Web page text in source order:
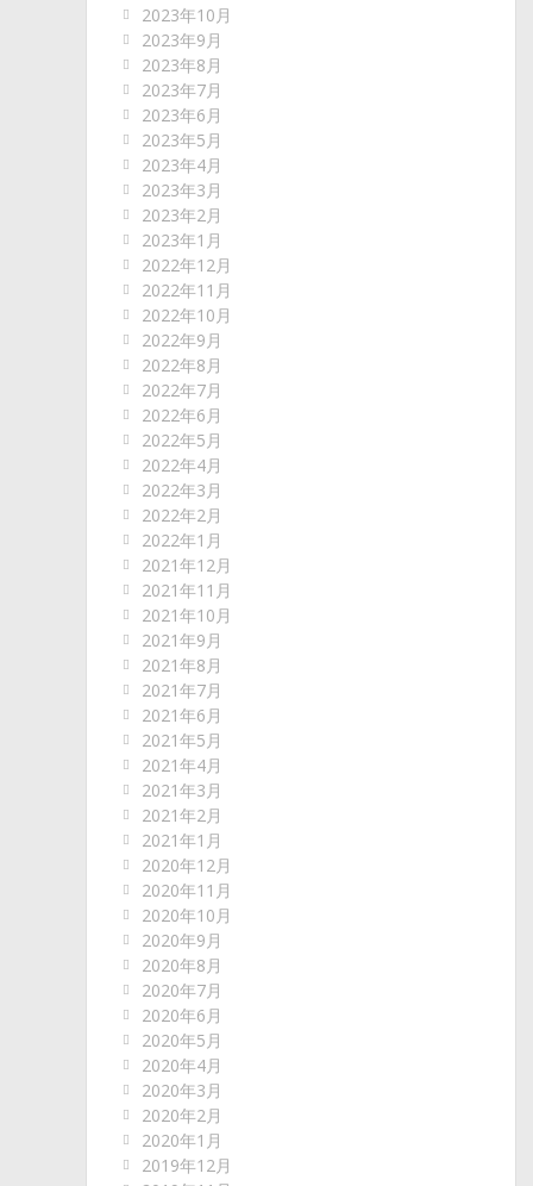
2023年10月
2023年9月
2023年8月
2023年7月
2023年6月
2023年5月
2023年4月
2023年3月
2023年2月
2023年1月
2022年12月
2022年11月
2022年10月
2022年9月
2022年8月
2022年7月
2022年6月
2022年5月
2022年4月
2022年3月
2022年2月
2022年1月
2021年12月
2021年11月
2021年10月
2021年9月
2021年8月
2021年7月
2021年6月
2021年5月
2021年4月
2021年3月
2021年2月
2021年1月
2020年12月
2020年11月
2020年10月
2020年9月
2020年8月
2020年7月
2020年6月
2020年5月
2020年4月
2020年3月
2020年2月
2020年1月
2019年12月